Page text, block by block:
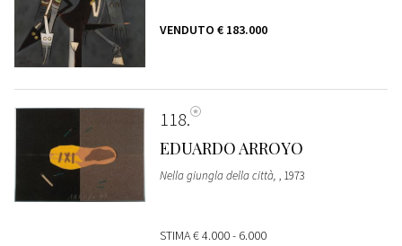
VENDUTO € 183.000
118
EDUARDO ARROYO
Nella giungla della città, , 1973
STIMA€ 4.000 - 6.000